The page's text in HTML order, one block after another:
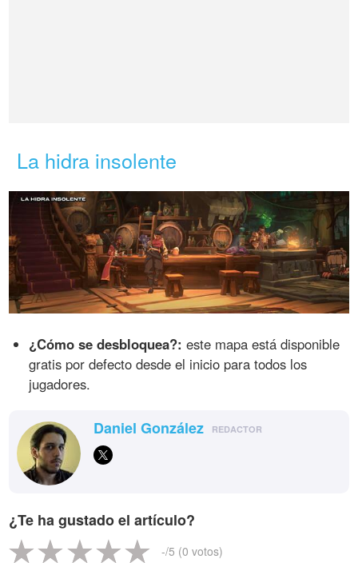
La hidra insolente
¿Cómo se desbloquea?: este mapa está disponible
gratis por defecto desde el inicio para todos los
jugadores.
Daniel González REDACTOR
¿Te ha gustado el artículo?
-/5 (0 votos)